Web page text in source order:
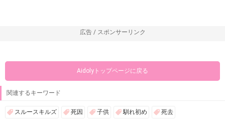
広告 / スポンサーリンク
Aidolyトップページに戻る
関連するキーワード
スルースキルズ 死因 子供 馴れ初め 死去